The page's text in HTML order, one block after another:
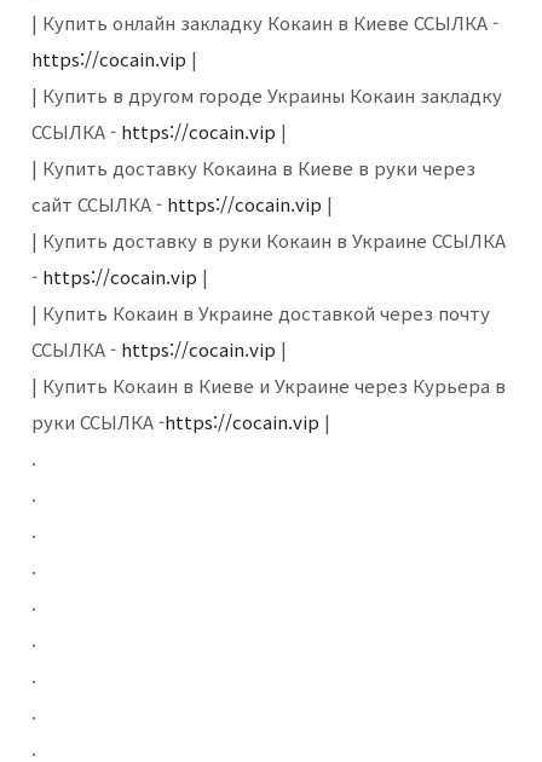
| Купить онлайн закладку Кокаин в Киеве ССЫЛКА -
https://cocain.vip |
| Купить в другом городе Украины Кокаин закладку
ССЫЛКА - https://cocain.vip |
| Купить доставку Кокаина в Киеве в руки через
сайт ССЫЛКА - https://cocain.vip |
| Купить доставку в руки Кокаин в Украине ССЫЛКА
- https://cocain.vip |
| Купить Кокаин в Украине доставкой через почту
ССЫЛКА - https://cocain.vip |
| Купить Кокаин в Киеве и Украине через Курьера в
руки ССЫЛКА -https://cocain.vip |
.
.
.
.
.
.
.
.
.